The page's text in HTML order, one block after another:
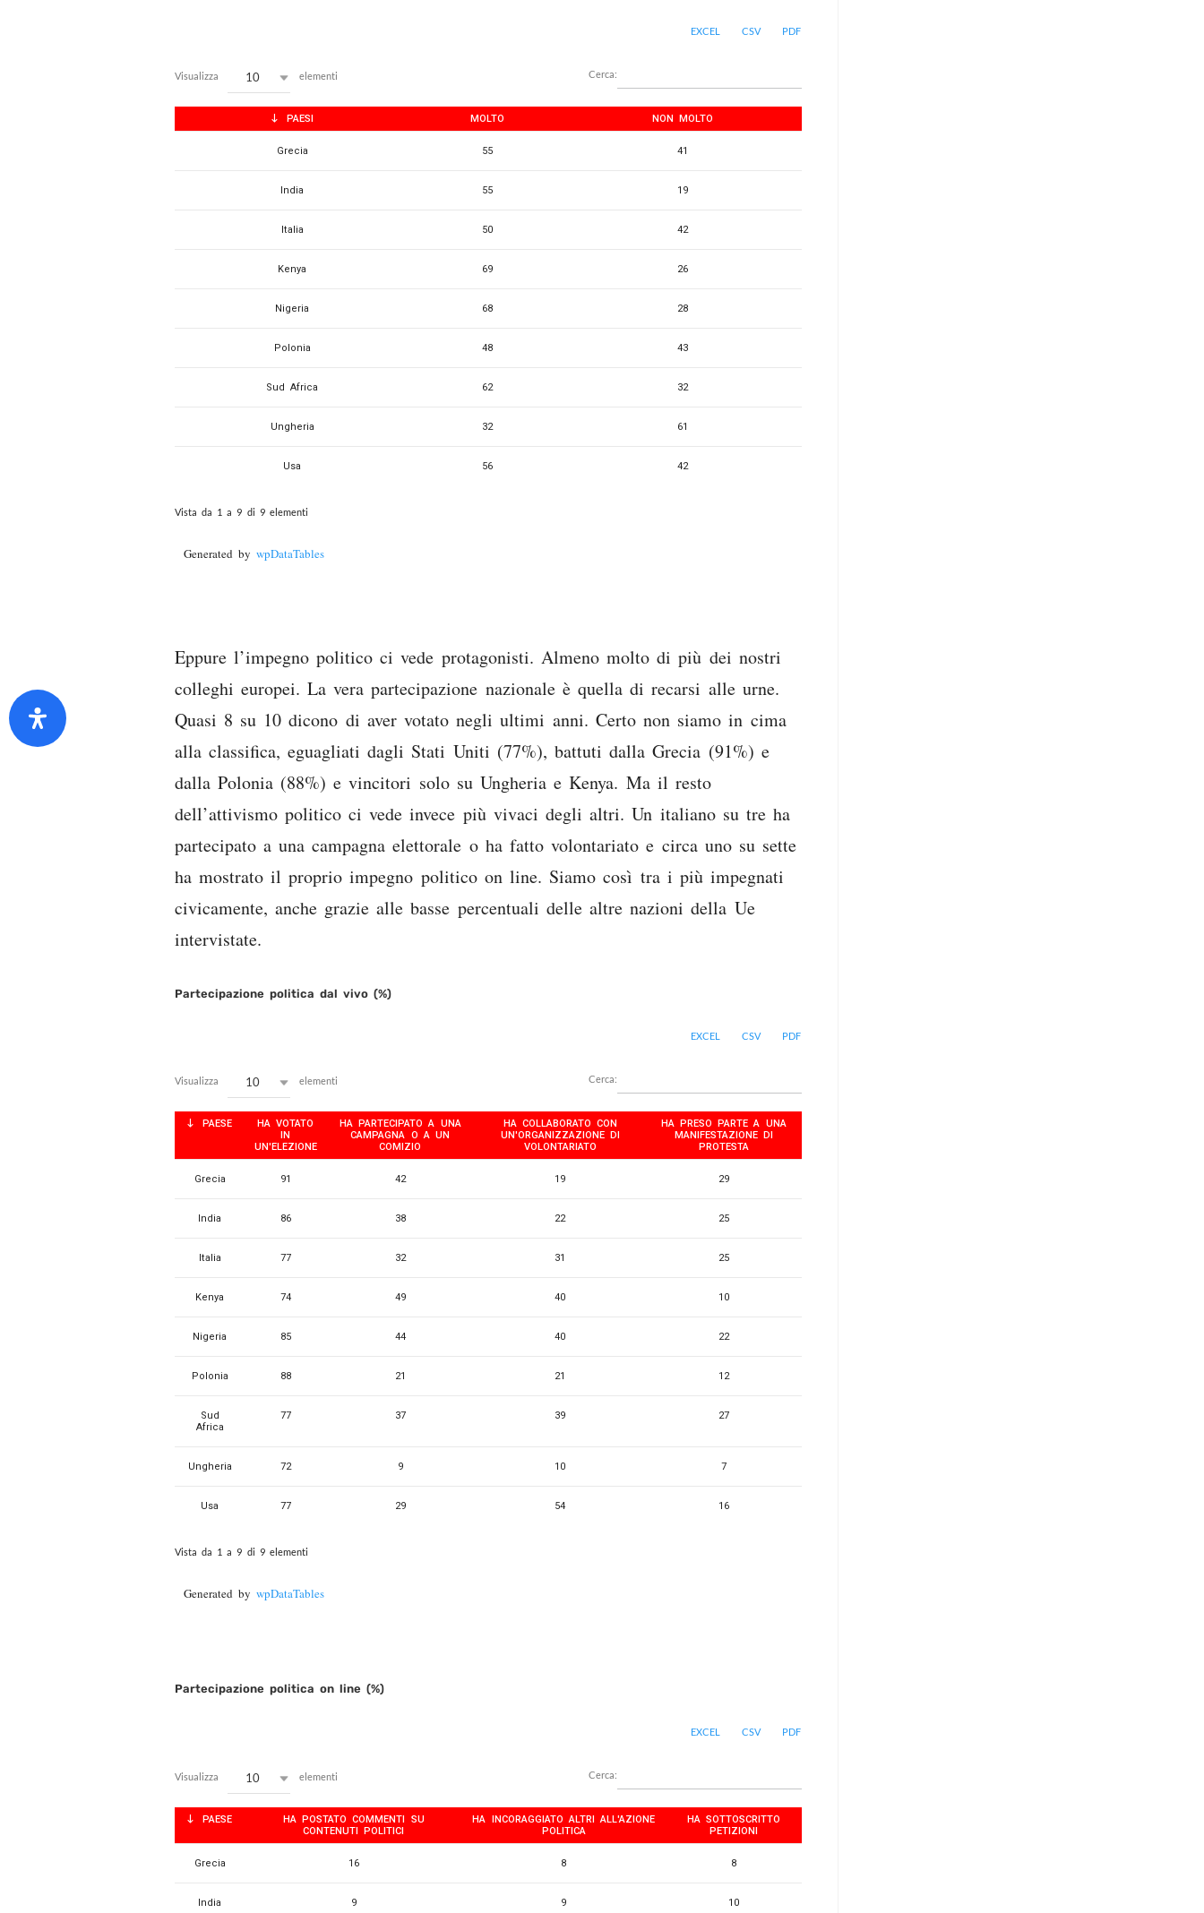
EXCEL CSV PDF
Visualizza 10 elementi Cerca:
PAESI MOLTO NON MOLTO
Grecia 55 41
India 55 19
Italia 50 42
Kenya 69 26
Nigeria 68 28
Polonia 48 43
Sud Africa 62 32
Ungheria 32 61
Usa 56 42
Vista da 1 a 9 di 9 elementi
Generated by wpDataTables
Eppure l’impegno politico ci vede protagonisti. Almeno molto di più dei nostri
colleghi europei. La vera partecipazione nazionale è quella di recarsi alle urne.
Quasi 8 su 10 dicono di aver votato negli ultimi anni. Certo non siamo in cima
alla classifica, eguagliati dagli Stati Uniti (77%), battuti dalla Grecia (91%) e
dalla Polonia (88%) e vincitori solo su Ungheria e Kenya. Ma il resto
dell’attivismo politico ci vede invece più vivaci degli altri. Un italiano su tre ha
partecipato a una campagna elettorale o ha fatto volontariato e circa uno su sette
ha mostrato il proprio impegno politico on line. Siamo così tra i più impegnati
civicamente, anche grazie alle basse percentuali delle altre nazioni della Ue
intervistate.
Partecipazione politica dal vivo (%)
EXCEL CSV PDF
Visualizza 10 elementi Cerca:
PAESE
HA VOTATO
IN
UN'ELEZIONE
HA PARTECIPATO A UNA
CAMPAGNA O A UN
COMIZIO
HA COLLABORATO CON
UN'ORGANIZZAZIONE DI
VOLONTARIATO
HA PRESO PARTE A UNA
MANIFESTAZIONE DI
PROTESTA
Grecia 91 42 19 29
India 86 38 22 25
Italia 77 32 31 25
Kenya 74 49 40 10
Nigeria 85 44 40 22
Polonia 88 21 21 12
Sud
Africa
77 37 39 27
Ungheria 72 9 10 7
Usa 77 29 54 16
Vista da 1 a 9 di 9 elementi
Generated by wpDataTables
Partecipazione politica on line (%)
EXCEL CSV PDF
Visualizza 10 elementi Cerca:
PAESE
HA POSTATO COMMENTI SU
CONTENUTI POLITICI
HA INCORAGGIATO ALTRI ALL'AZIONE
POLITICA
HA SOTTOSCRITTO
PETIZIONI
Grecia 16 8 8
India 9 9 10